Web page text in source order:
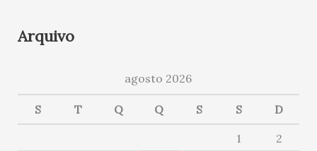
Arquivo
agosto 2026
S T Q Q S S D
1
2